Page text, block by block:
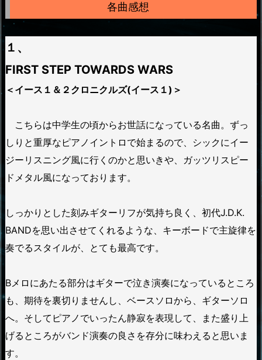
各曲感想
１、
FIRST STEP TOWARDS WARS
＜イース１＆２クロニクルズ(イース１)＞
こちらは中学生の頃からお世話になっている名曲。ずっ
しりと重厚なピアノイントロで始まるので、シックにイー
ジーリスニング風に行くのかと思いきや、ガッツリスピー
ドメタル風になっております。
しっかりとした刻みギターリフが気持ち良く、初代J.D.K.
BANDを思い出させてくれるような、キーボードで主旋律を
奏でるスタイルが、とても最高です。
Bメロにあたる部分はギターで泣き演奏になっているところ
も、期待を裏切りませんし、ベースソロから、ギターソロ
へ。そしてピアノでいったん静寂を表現して、また盛り上
げるところがバンド演奏の良さを存分に味わえると思いま
す。